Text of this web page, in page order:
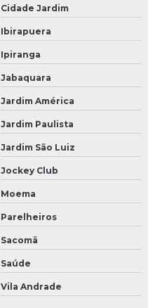
Cidade Jardim
Ibirapuera
Ipiranga
Jabaquara
Jardim América
Jardim Paulista
Jardim São Luiz
Jockey Club
Moema
Parelheiros
Sacomã
Saúde
Vila Andrade